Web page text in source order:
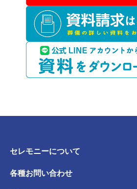
セレモニーについて
各種お問い合わせ